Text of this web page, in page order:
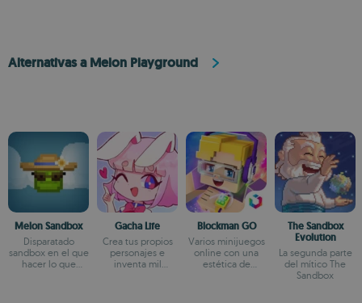
Alternativas a Melon Playground
Melon Sandbox
Disparatado
sandbox en el que
hacer lo que
Gacha Life
Crea tus propios
personajes e
inventa mil
Blockman GO
Varios minijuegos
online con una
estética de
The Sandbox
Evolution
La segunda parte
del mítico The
Sandbox